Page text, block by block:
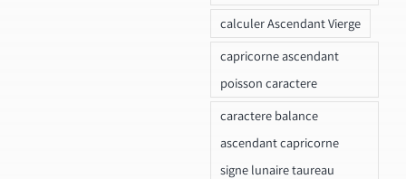
calculer Ascendant Vierge
capricorne ascendant
poisson caractere
caractere balance
ascendant capricorne
signe lunaire taureau